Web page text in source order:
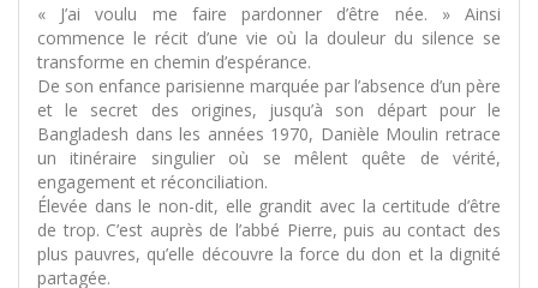
« J’ai voulu me faire pardonner d’être née. » Ainsi
commence le récit d’une vie où la douleur du silence se
transforme en chemin d’espérance.
De son enfance parisienne marquée par l’absence d’un père
et le secret des origines, jusqu’à son départ pour le
Bangladesh dans les années 1970, Danièle Moulin retrace
un itinéraire singulier où se mêlent quête de vérité,
engagement et réconciliation.
Élevée dans le non-dit, elle grandit avec la certitude d’être
de trop. C’est auprès de l’abbé Pierre, puis au contact des
plus pauvres, qu’elle découvre la force du don et la dignité
partagée.